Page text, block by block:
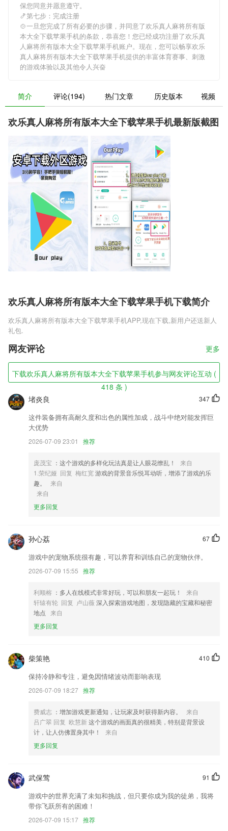
保您同意并愿意遵守。
🍤第七步：完成注册
🍲一旦您完成了所有必要的步骤，并同意了欢乐真人麻将所有版
本大全下载苹果手机的条款，恭喜您！您已经成功注册了欢乐真
人麻将所有版本大全下载苹果手机账户。现在，您可以畅享欢乐
真人麻将所有版本大全下载苹果手机提供的丰富体育赛事、刺激
的游戏体验以及其他令人兴奋
简介 评论(194) 热门文章 历史版本 视频
欢乐真人麻将所有版本大全下载苹果手机最新版截图
欢乐真人麻将所有版本大全下载苹果手机下载简介
欢乐真人麻将所有版本大全下载苹果手机APP,现在下载,新用户还送新人
礼包.
欢乐真人麻将所有版本大全下载苹果手机是一款深受众多玩家们喜爱的棋
牌手游，这个游戏中会有很多不同的趣味模式，让众多的玩家们在这里能
够体验到丰富的棋牌竞技乐趣，高端的棋牌手游，游戏内的环境都是非常
精致的，并且安全稳定不会有任何的作弊系统，玩家们可以绝对的放心使
欢乐真人麻将所有版本大全下载苹果手机软件特色
1,诚信、周到是好叔叔代驾app的服务之本。
和大家一起来守护！
4,还有更多生活便利服务，电视台节目点播等，让你足不出户，了解牡丹
身边事。
5,图片翻译：随时随地拍照取词，新颖有趣
欢乐真人麻将所有版本大全下载苹果手机软件优势
1.软件支持支持拍照、语音、微课、讨论一键布置；
2.我们一起学英语！让我们的英语流利说出来
真，可视化，编辑，评估，和协作能力，有利于教学和复杂的技术概念的
4.海量真题解析，还有名师2265讲解
5.应用中的文字排列非常的具有美感，能让用户快速的进行历史知识的学
6.一线设计师、盲人按摩技师、手工艺技师、校长、总经理等国内实战精
英。
优化用户使用;
钣金计算中增加多节变径任意角弯头；
原有”家庭圈“和“商城”合并为”服务\";守护时长设置优化;测速功能优化；其
给图片配置文字
首页新增新手教学视频，轻松 GET 视频爆款小秘籍
以上就是欢乐真人麻将所有版本大全下载苹果手机的介绍，如果您喜欢这
网友评论 更多
下载欢乐真人麻将所有版本大全下载苹果手机参与网友评论互动 (
418 条 )
347
堵炎良
这件装备拥有高耐久度和出色的属性加成，战斗中绝对能发挥巨
大优势
2026-07-09 23:01 推荐
庞茂宝 ：这个游戏的多样化玩法真是让人眼花缭乱！
来自
1.荣纪娅 回复 梅红宽游戏的背景音乐悦耳动听，增添了游戏的乐
趣。
来自
来自
更多回复
67
孙心荔
游戏中的宠物系统很有趣，可以养育和训练自己的宠物伙伴。
2026-07-09 15:55 推荐
利顺榕 ：多人在线模式非常好玩，可以和朋友一起玩！
来自
轩辕有轮 回复 卢山薇深入探索游戏地图，发现隐藏的宝藏和秘密
地点 来自
更多回复
410
柴策艳
保持冷静和专注，避免因情绪波动而影响表现
2026-07-09 18:27 推荐
费威志 ：增加游戏更新通知，让玩家及时获得新内容。
来自
吕广翠 回复 欧慧新这个游戏的画面真的很精美，特别是背景设
计，让人仿佛置身其中！
来自
更多回复
91
武保莺
游戏中的世界充满了未知和挑战，但只要你成为我的徒弟，我将
带你飞跃所有的困难！
2026-07-09 15:17 推荐